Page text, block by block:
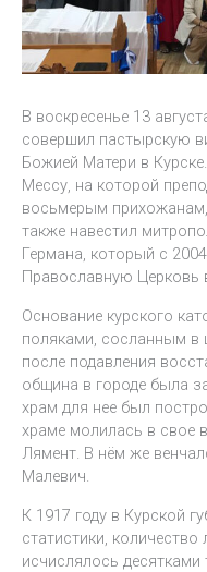
В воскресенье 13
совершил пастырскую
Божией Матери в
Мессу, на которой
восьмерым
также навестил
Германа, который с
Православную Церковь
Основание курского
поляками, сосланным в
после подавления
община в городе была
храм для нее был
храме молилась в свое
Лямент. В нём же
Малевич.
К 1917 году в Курской
статистики,
исчислялось